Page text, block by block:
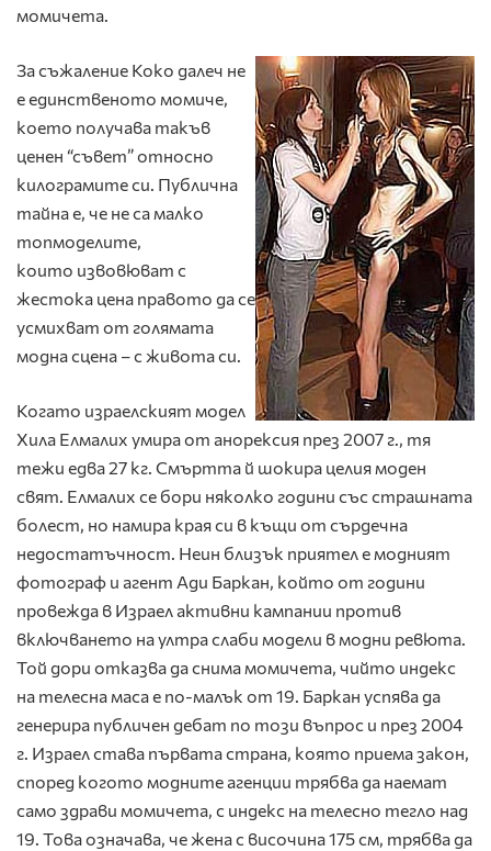
момичета.
За съжаление Коко далеч не
е единственото момиче,
което получава такъв
ценен “съвет” относно
килограмите си. Публична
тайна е, че не са малко
топмоделите,
които извовюват с
жестока цена правото да се
усмихват от голямата
модна сцена – с живота си.
Когато израелският модел
Хила Елмалих умира от анорексия през 2007 г., тя
тежи едва 27 кг. Смъртта й шокира целия моден
свят. Елмалих се бори няколко години със страшната
болест, но намира края си в къщи от сърдечна
недостатъчност. Неин близък приятел е модният
фотограф и агент Ади Баркан, който от години
провежда в Израел активни кампании против
включването на ултра слаби модели в модни ревюта.
Той дори отказва да снима момичета, чийто индекс
на телесна маса е по-малък от 19. Баркан успява да
генерира публичен дебат по този въпрос и през 2004
г. Израел става първата страна, която приема закон,
според когото модните агенции трябва да наемат
само здрави момичета, с индекс на телесно тегло над
19. Това означава, че жена с височина 175 см, трябва да